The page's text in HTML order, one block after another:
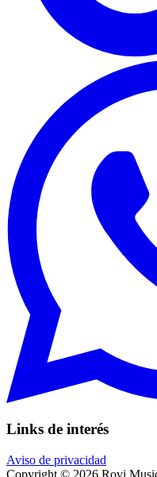
Links de interés
Aviso de privacidad
Copyright © 2026 Rovi